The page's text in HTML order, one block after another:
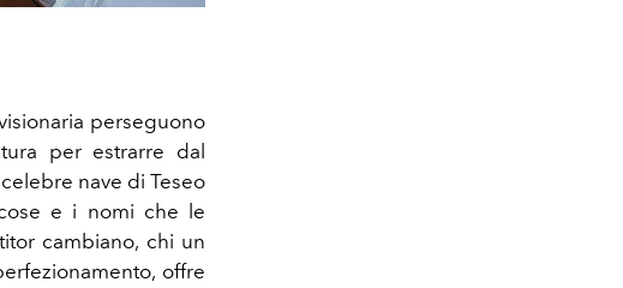
perseguono
per estrarre dal
nave di Teseo
e i nomi che le
cambiano, chi un
offre